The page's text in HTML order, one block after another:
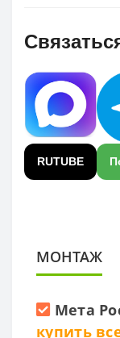
RUTUBE
МОНТАЖ
Мета
купить